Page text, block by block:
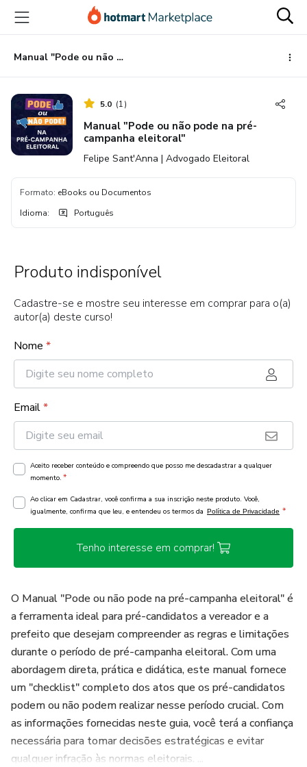
para
conteúdo
principal
para
pagamento
para
rodapé
Manual "Pode ou não pode na pré-campanha eleitoral"
5.0 (1)
Manual "Pode ou não pode na pré-
campanha eleitoral"
Felipe Sant'Anna | Advogado Eleitoral
Formato: eBooks ou Documentos
Idioma: Português
Produto indisponível
Cadastre-se e mostre seu interesse em comprar para o(a)
autor(a) deste curso!
Nome *
Email*
Aceito receber conteúdo e compreendo que posso me descadastrar a qualquer
momento. *
Ao clicar em Cadastrar, você confirma a sua inscrição neste produto. Você,
igualmente, confirma que leu, e entendeu os termos da Política de Privacidade *
Tenho interesse em comprar!
O Manual "Pode ou não pode na pré-campanha eleitoral" é
a ferramenta ideal para pré-candidatos a vereador e a
prefeito que desejam compreender as regras e limitações
durante o período de pré-campanha eleitoral. Com uma
abordagem direta, prática e didática, este manual fornece
um "checklist" completo dos atos que os pré-candidatos
podem ou não podem realizar nesse período crucial. Com
as informações fornecidas neste guia, você terá a confiança
necessária para tomar decisões estratégicas e evitar
qualquer infração às normas eleitorais. ...